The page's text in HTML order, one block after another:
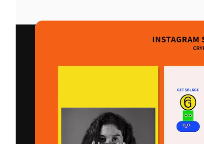
Vídeos
Modelos 3D
seu melhor trabalho. Mais de 1 milhão de
assinantes entre criativos, empresas,
agências e estúdios.
Português